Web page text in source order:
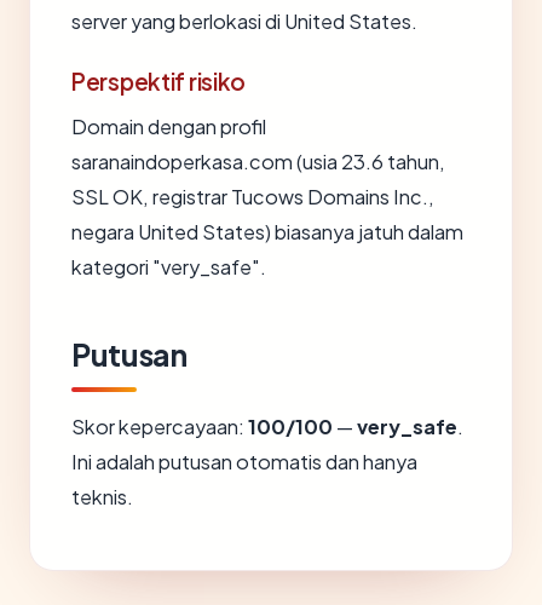
server yang berlokasi di United States.
Perspektif risiko
Domain dengan profil
saranaindoperkasa.com (usia 23.6 tahun,
SSL OK, registrar Tucows Domains Inc.,
negara United States) biasanya jatuh dalam
kategori "very_safe".
Putusan
Skor kepercayaan: 100/100 —very_safe.
Ini adalah putusan otomatis dan hanya
teknis.